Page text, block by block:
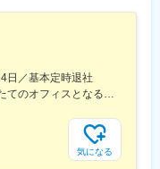
日／基本定時退社
徒歩5分圏内に最寄り駅が3つ！移転したてのオフィスとなるため、新しくキレイなオフィスで働けます！★転勤なし東京都中央区銀座6-13-16 ヒューリック銀座ウォールビル3階新富町から徒歩3分※受動喫煙対策：屋内禁煙
気になる